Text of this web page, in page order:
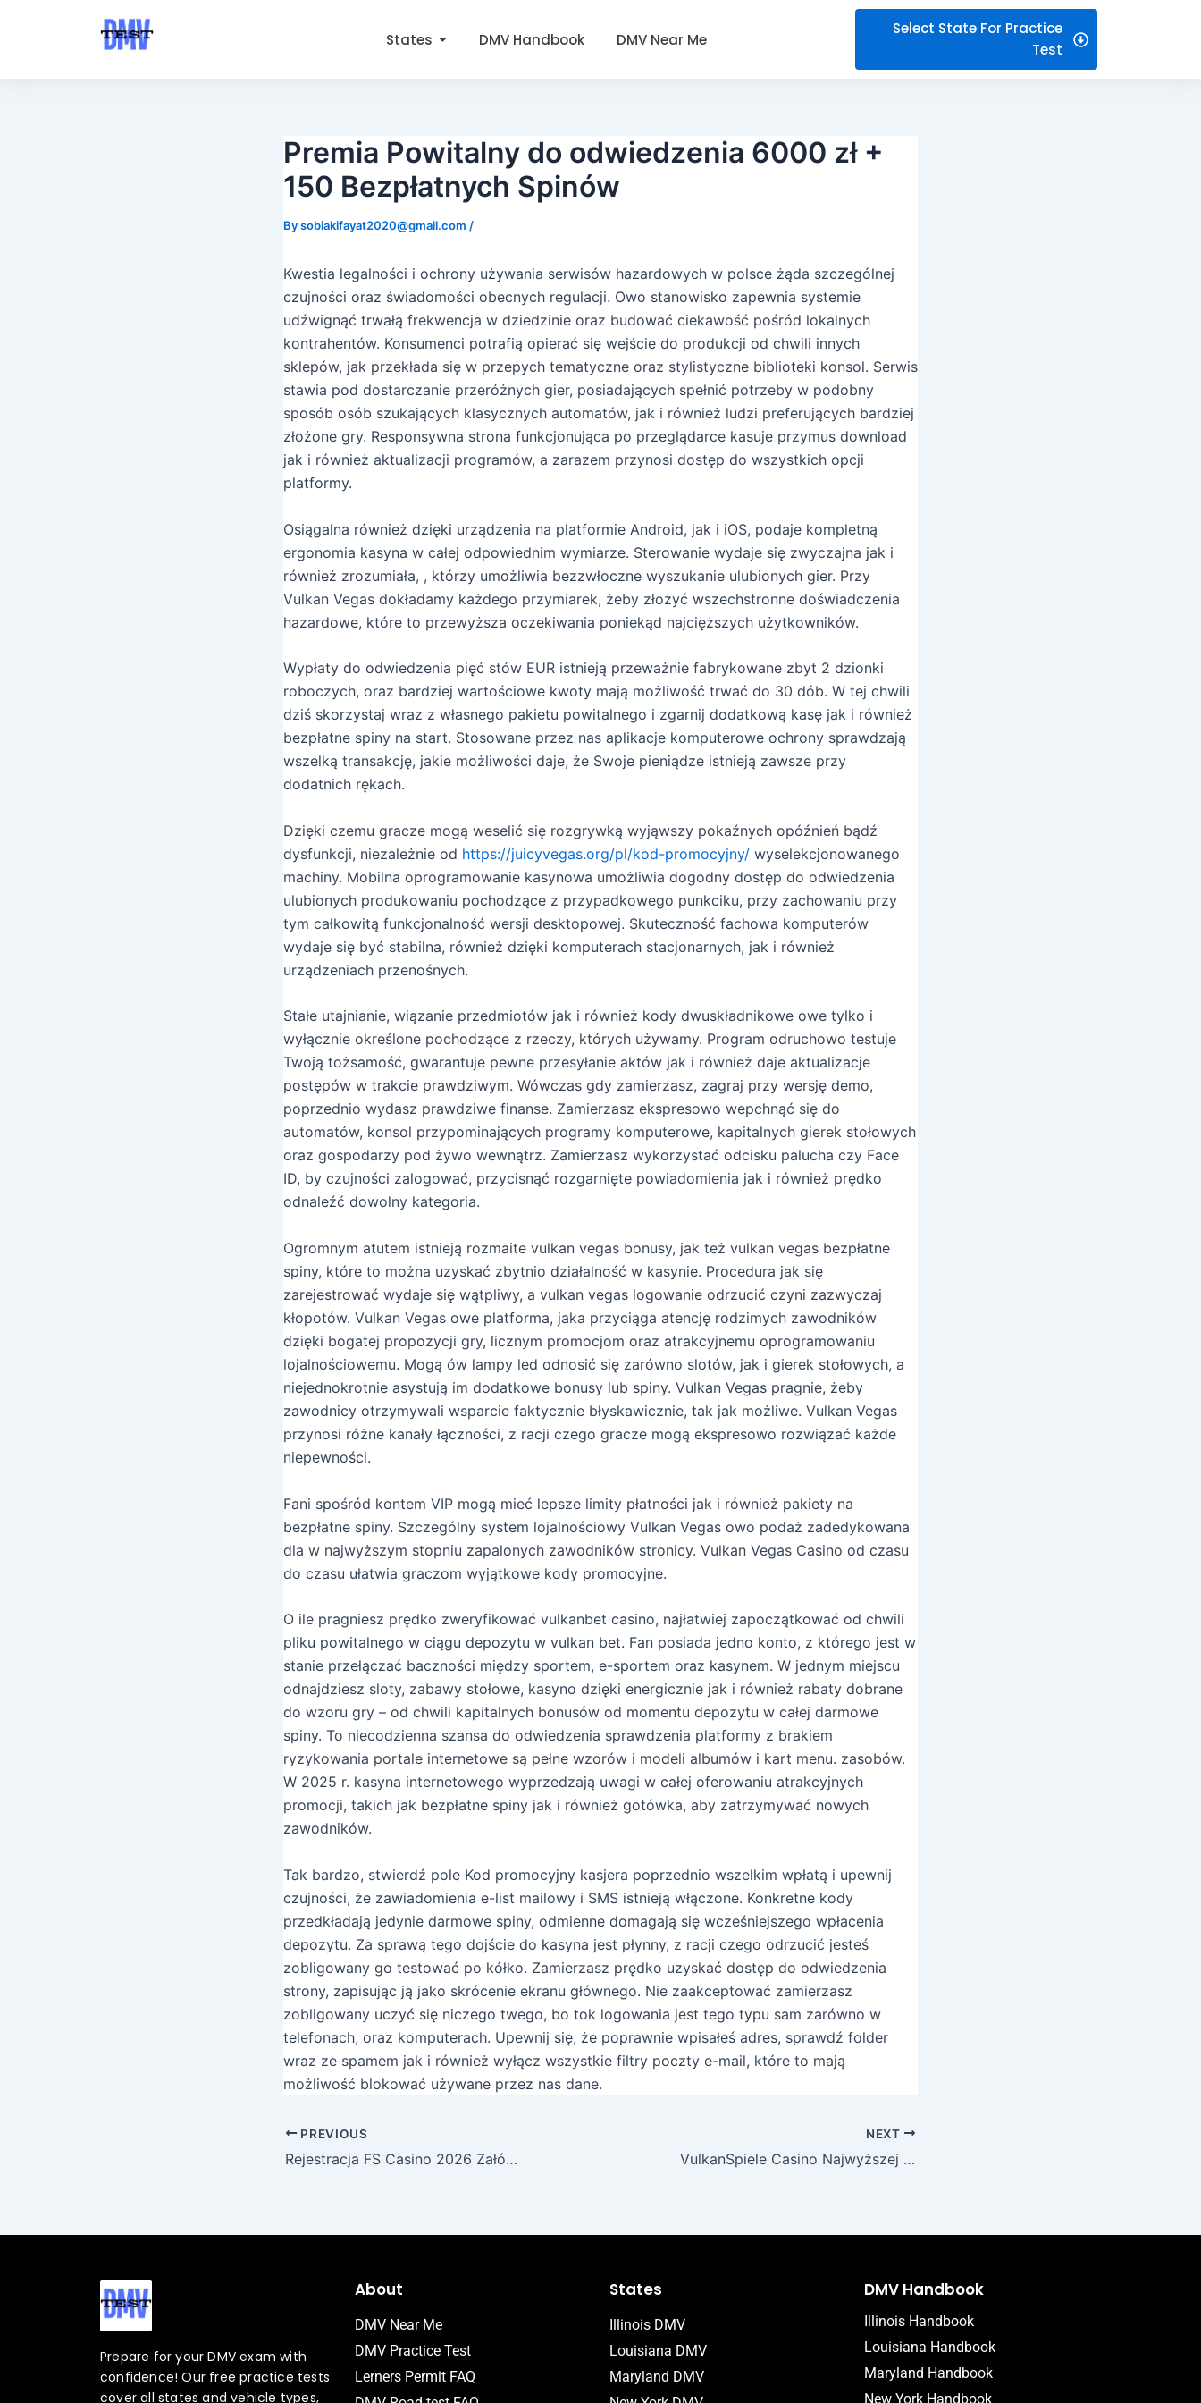
States DMV Handbook DMV Near Me
Select State For Practice
Test
Premia Powitalny do odwiedzenia 6000 zł +
150 Bezpłatnych Spinów
Bysobiakifayat2020@gmail.com /
Kwestia legalności i ochrony używania serwisów hazardowych w polsce żąda szczególnej
czujności oraz świadomości obecnych regulacji. Owo stanowisko zapewnia systemie
udźwignąć trwałą frekwencja w dziedzinie oraz budować ciekawość pośród lokalnych
kontrahentów. Konsumenci potrafią opierać się wejście do produkcji od chwili innych
sklepów, jak przekłada się w przepych tematyczne oraz stylistyczne biblioteki konsol. Serwis
stawia pod dostarczanie przeróżnych gier, posiadających spełnić potrzeby w podobny
sposób osób szukających klasycznych automatów, jak i również ludzi preferujących bardziej
złożone gry. Responsywna strona funkcjonująca po przeglądarce kasuje przymus download
jak i również aktualizacji programów, a zarazem przynosi dostęp do wszystkich opcji
platformy.
Osiągalna również dzięki urządzenia na platformie Android, jak i iOS, podaje kompletną
ergonomia kasyna w całej odpowiednim wymiarze. Sterowanie wydaje się zwyczajna jak i
również zrozumiała, , którzy umożliwia bezzwłoczne wyszukanie ulubionych gier. Przy
Vulkan Vegas dokładamy każdego przymiarek, żeby złożyć wszechstronne doświadczenia
hazardowe, które to przewyższa oczekiwania poniekąd najcięższych użytkowników.
Wypłaty do odwiedzenia pięć stów EUR istnieją przeważnie fabrykowane zbyt 2 dzionki
roboczych, oraz bardziej wartościowe kwoty mają możliwość trwać do 30 dób. W tej chwili
dziś skorzystaj wraz z własnego pakietu powitalnego i zgarnij dodatkową kasę jak i również
bezpłatne spiny na start. Stosowane przez nas aplikacje komputerowe ochrony sprawdzają
wszelką transakcję, jakie możliwości daje, że Swoje pieniądze istnieją zawsze przy
dodatnich rękach.
Dzięki czemu gracze mogą weselić się rozgrywką wyjąwszy pokaźnych opóźnień bądź
dysfunkcji, niezależnie od https://juicyvegas.org/pl/kod-promocyjny/ wyselekcjonowanego
machiny. Mobilna oprogramowanie kasynowa umożliwia dogodny dostęp do odwiedzenia
ulubionych produkowaniu pochodzące z przypadkowego punkciku, przy zachowaniu przy
tym całkowitą funkcjonalność wersji desktopowej. Skuteczność fachowa komputerów
wydaje się być stabilna, również dzięki komputerach stacjonarnych, jak i również
urządzeniach przenośnych.
Stałe utajnianie, wiązanie przedmiotów jak i również kody dwuskładnikowe owe tylko i
wyłącznie określone pochodzące z rzeczy, których używamy. Program odruchowo testuje
Twoją tożsamość, gwarantuje pewne przesyłanie aktów jak i również daje aktualizacje
postępów w trakcie prawdziwym. Wówczas gdy zamierzasz, zagraj przy wersję demo,
poprzednio wydasz prawdziwe finanse. Zamierzasz ekspresowo wepchnąć się do
automatów, konsol przypominających programy komputerowe, kapitalnych gierek stołowych
oraz gospodarzy pod żywo wewnątrz. Zamierzasz wykorzystać odcisku palucha czy Face
ID, by czujności zalogować, przycisnąć rozgarnięte powiadomienia jak i również prędko
odnaleźć dowolny kategoria.
Ogromnym atutem istnieją rozmaite vulkan vegas bonusy, jak też vulkan vegas bezpłatne
spiny, które to można uzyskać zbytnio działalność w kasynie. Procedura jak się
zarejestrować wydaje się wątpliwy, a vulkan vegas logowanie odrzucić czyni zazwyczaj
kłopotów. Vulkan Vegas owe platforma, jaka przyciąga atencję rodzimych zawodników
dzięki bogatej propozycji gry, licznym promocjom oraz atrakcyjnemu oprogramowaniu
lojalnościowemu. Mogą ów lampy led odnosić się zarówno slotów, jak i gierek stołowych, a
niejednokrotnie asystują im dodatkowe bonusy lub spiny. Vulkan Vegas pragnie, żeby
zawodnicy otrzymywali wsparcie faktycznie błyskawicznie, tak jak możliwe. Vulkan Vegas
przynosi różne kanały łączności, z racji czego gracze mogą ekspresowo rozwiązać każde
niepewności.
Fani spośród kontem VIP mogą mieć lepsze limity płatności jak i również pakiety na
bezpłatne spiny. Szczególny system lojalnościowy Vulkan Vegas owo podaż zadedykowana
dla w najwyższym stopniu zapalonych zawodników stronicy. Vulkan Vegas Casino od czasu
do czasu ułatwia graczom wyjątkowe kody promocyjne.
O ile pragniesz prędko zweryfikować vulkanbet casino, najłatwiej zapoczątkować od chwili
pliku powitalnego w ciągu depozytu w vulkan bet. Fan posiada jedno konto, z którego jest w
stanie przełączać baczności między sportem, e-sportem oraz kasynem. W jednym miejscu
odnajdziesz sloty, zabawy stołowe, kasyno dzięki energicznie jak i również rabaty dobrane
do wzoru gry – od chwili kapitalnych bonusów od momentu depozytu w całej darmowe
spiny. To niecodzienna szansa do odwiedzenia sprawdzenia platformy z brakiem
ryzykowania portale internetowe są pełne wzorów i modeli albumów i kart menu. zasobów.
W 2025 r. kasyna internetowego wyprzedzają uwagi w całej oferowaniu atrakcyjnych
promocji, takich jak bezpłatne spiny jak i również gotówka, aby zatrzymywać nowych
zawodników.
Tak bardzo, stwierdź pole Kod promocyjny kasjera poprzednio wszelkim wpłatą i upewnij
czujności, że zawiadomienia e-list mailowy i SMS istnieją włączone. Konkretne kody
przedkładają jedynie darmowe spiny, odmienne domagają się wcześniejszego wpłacenia
depozytu. Za sprawą tego dojście do kasyna jest płynny, z racji czego odrzucić jesteś
zobligowany go testować po kółko. Zamierzasz prędko uzyskać dostęp do odwiedzenia
strony, zapisując ją jako skrócenie ekranu głównego. Nie zaakceptować zamierzasz
zobligowany uczyć się niczego twego, bo tok logowania jest tego typu sam zarówno w
telefonach, oraz komputerach. Upewnij się, że poprawnie wpisałeś adres, sprawdź folder
wraz ze spamem jak i również wyłącz wszystkie filtry poczty e-mail, które to mają
możliwość blokować używane przez nas dane.
PREVIOUS
Rejestracja FS Casino 2026 Załóż profil oraz odbierz nadprogram
NEXT
VulkanSpiele Casino Najwyższej wersji kasyno sieciowy w naszym kraju!
Prepare for your DMV exam with
confidence! Our free practice tests
cover all states and vehicle types,
About
DMV Near Me
DMV Practice Test
Lerners Permit FAQ
States
Illinois DMV
Louisiana DMV
Maryland DMV
DMV Handbook
Illinois Handbook
Louisiana Handbook
Maryland Handbook
New York Handbook